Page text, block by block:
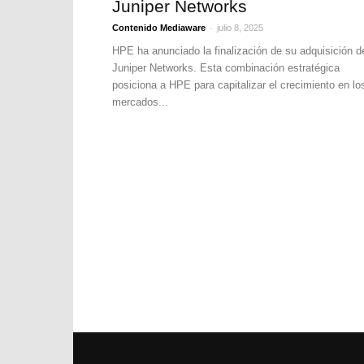
Juniper Networks
Contenido Mediaware - julio 8, 2025
HPE ha anunciado la finalización de su adquisición
Juniper Networks. Esta combinación estratégica
posiciona a HPE para capitalizar el crecimiento en
mercados...